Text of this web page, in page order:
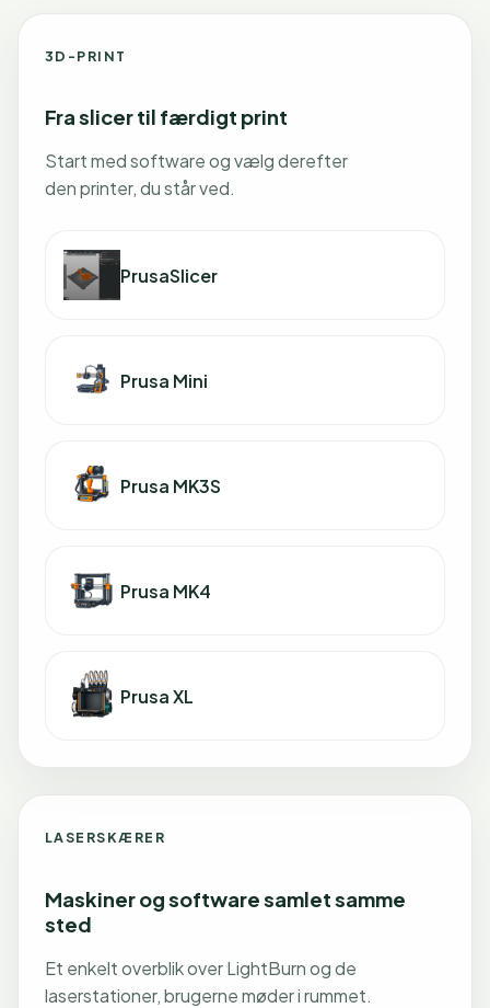
3D-PRINT
Fra slicer til færdigt print
Start med software og vælg derefter
den printer, du står ved.
PrusaSlicer
Prusa Mini
Prusa MK3S
Prusa MK4
Prusa XL
LASERSKÆRER
Maskiner og software samlet samme
sted
Et enkelt overblik over LightBurn og de
laserstationer, brugerne møder i rummet.